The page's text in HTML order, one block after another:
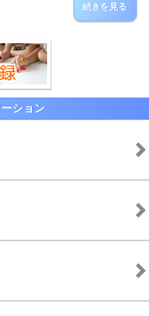
続きを見る
ション